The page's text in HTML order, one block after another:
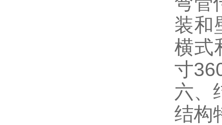
装和
横式
寸
六、
结构